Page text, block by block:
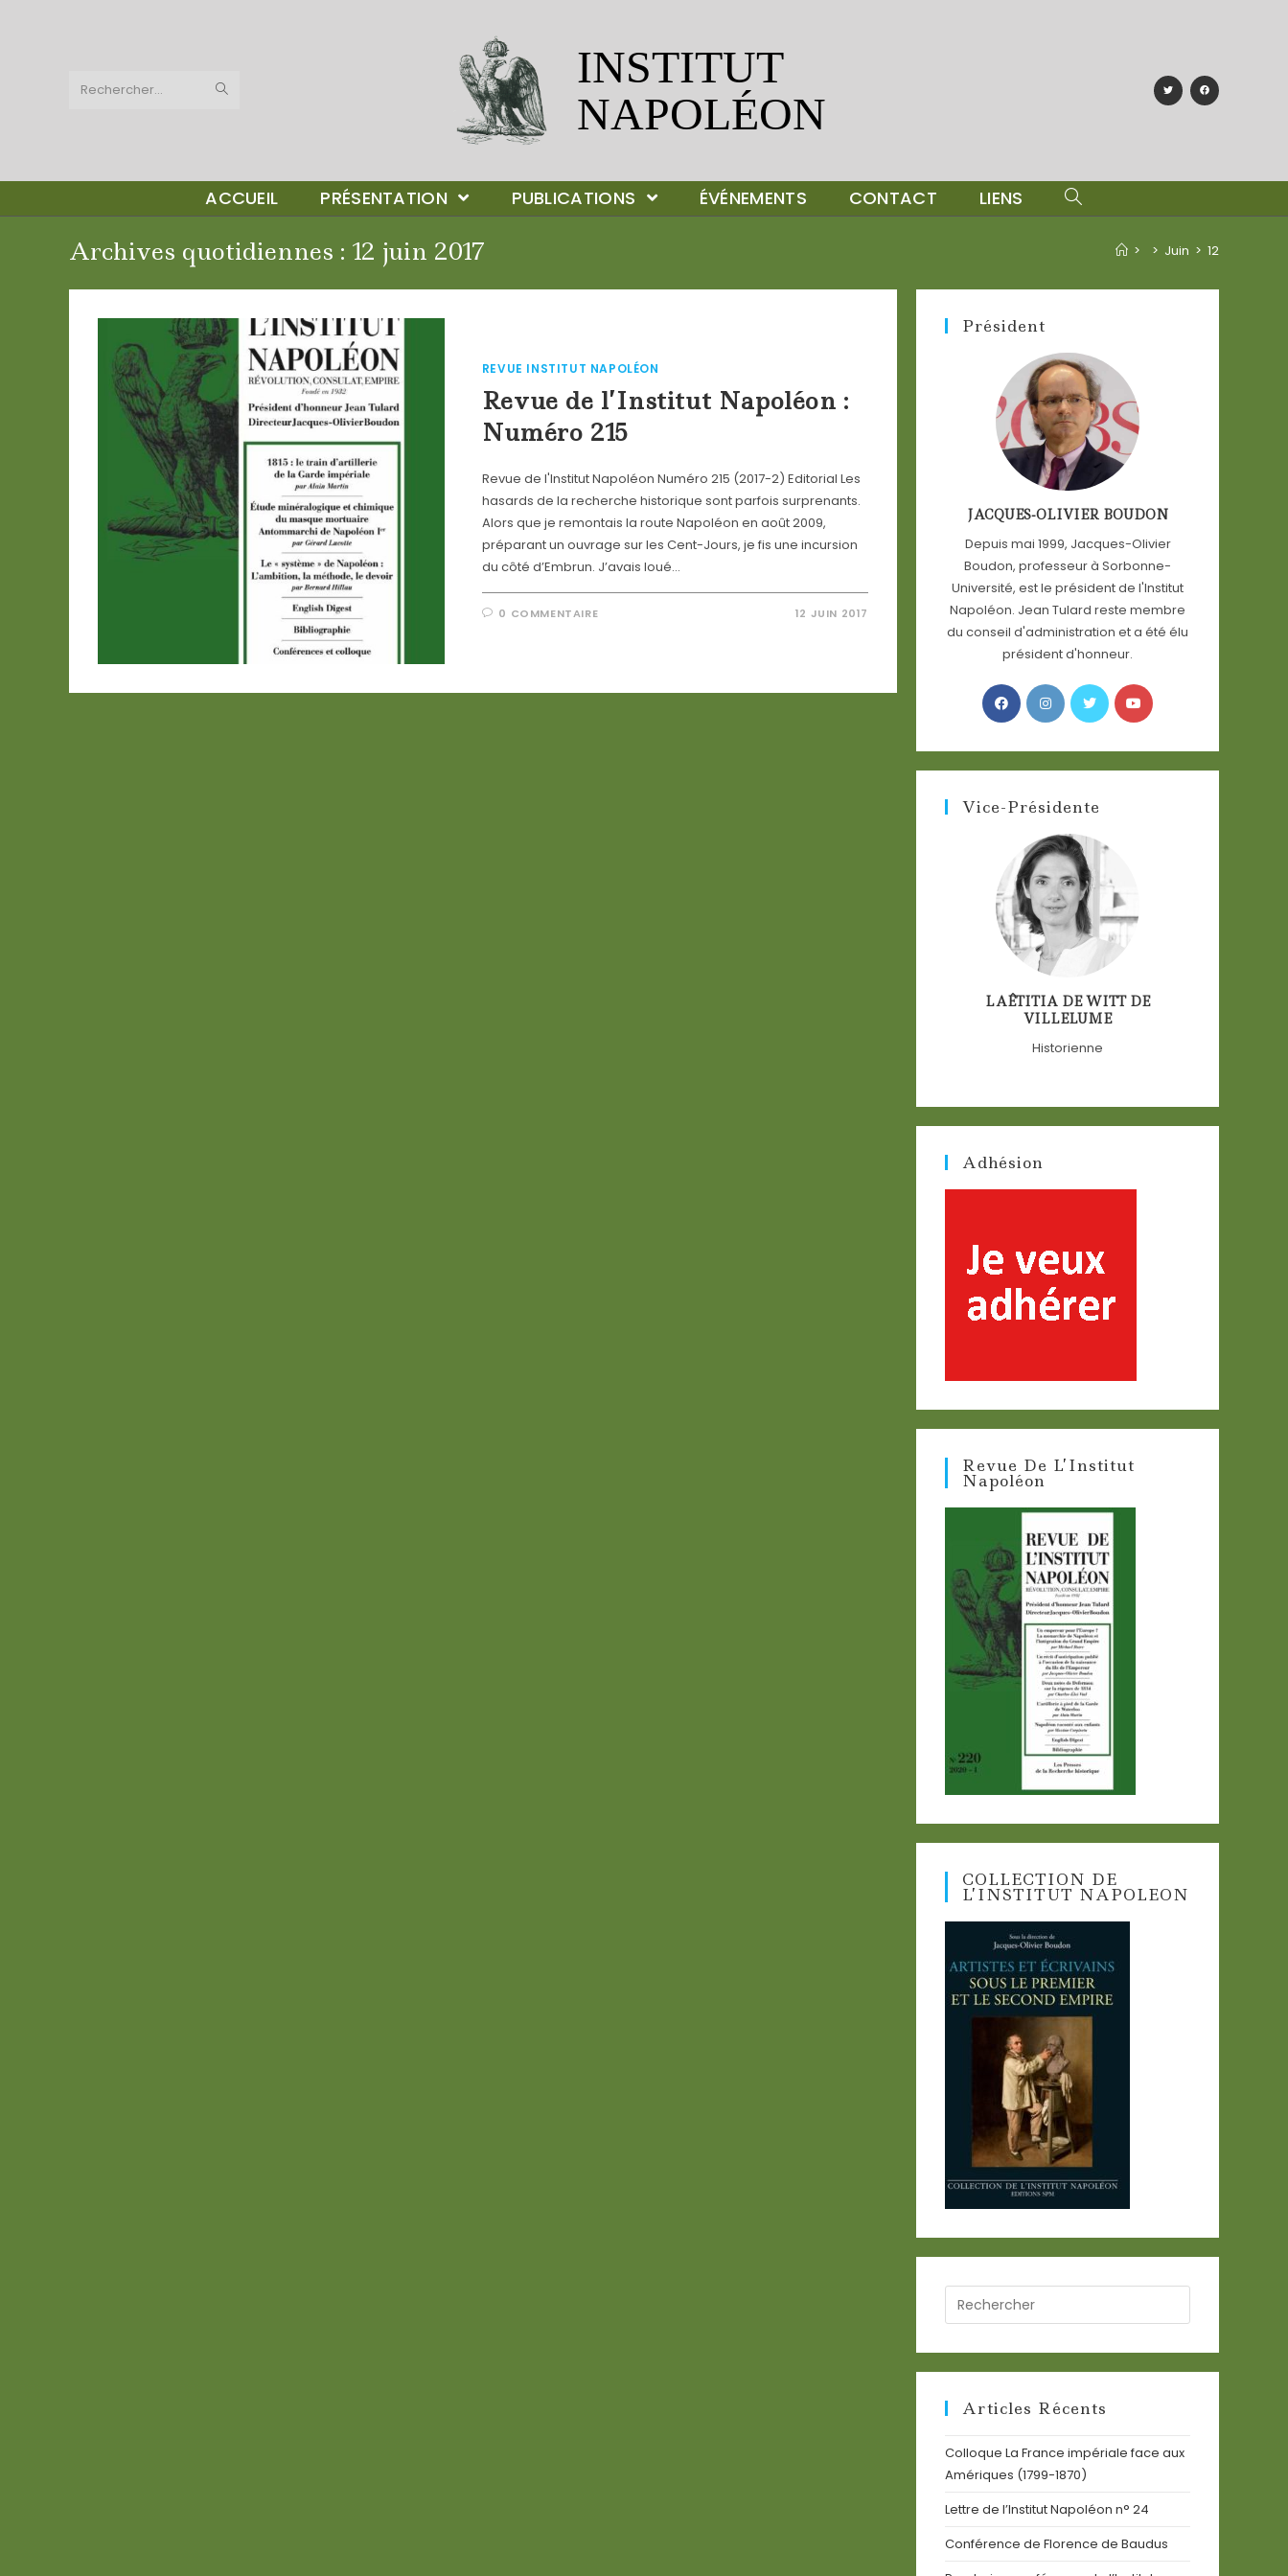
Rechercher…
ACCUEIL PRÉSENTATION PUBLICATIONS ÉVÉNEMENTS CONTACT LIENS
Archives quotidiennes : 12 juin 2017 > > Juin > 12
REVUE INSTITUT NAPOLÉON
Revue de l’Institut Napoléon :
Numéro 215
Revue de l'Institut Napoléon Numéro 215 (2017-2) Editorial Les
hasards de la recherche historique sont parfois surprenants.
Alors que je remontais la route Napoléon en août 2009,
préparant un ouvrage sur les Cent-Jours, je fis une incursion
du côté d’Embrun. J’avais loué…
0 COMMENTAIRE 12 JUIN 2017
Président
JACQUES-OLIVIER BOUDON
Depuis mai 1999, Jacques-Olivier
Boudon, professeur à Sorbonne-
Université, est le président de l'Institut
Napoléon. Jean Tulard reste membre
du conseil d'administration et a été élu
président d'honneur.
Opens
in
new
Opens
in
new
Opens
in
new
Opens
new
Vice-Présidente
LAÊTITIA DE WITT DE
VILLELUME
Historienne
Adhésion
Revue De L’Institut
Napoléon
COLLECTION DE
L’INSTITUT NAPOLEON
Search
for:
Articles Récents
Colloque La France impériale face aux
Amériques (1799-1870)
Lettre de l’Institut Napoléon n° 24
Conférence de Florence de Baudus